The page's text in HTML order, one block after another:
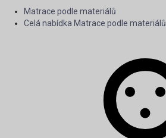
Matrace podle materiálů
Celá nabídka Matrace podle materiálů